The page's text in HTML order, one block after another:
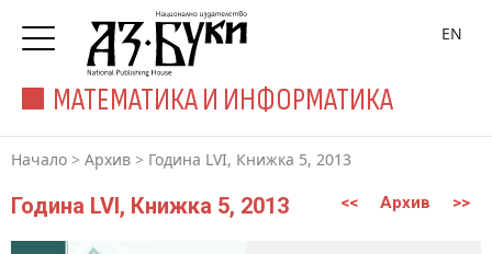
МАТЕМАТИКА И ИНФОРМАТИКА
EN
Начало > Архив > Година LVI, Книжка 5, 2013
Година LVI, Книжка 5, 2013 << Архив >>